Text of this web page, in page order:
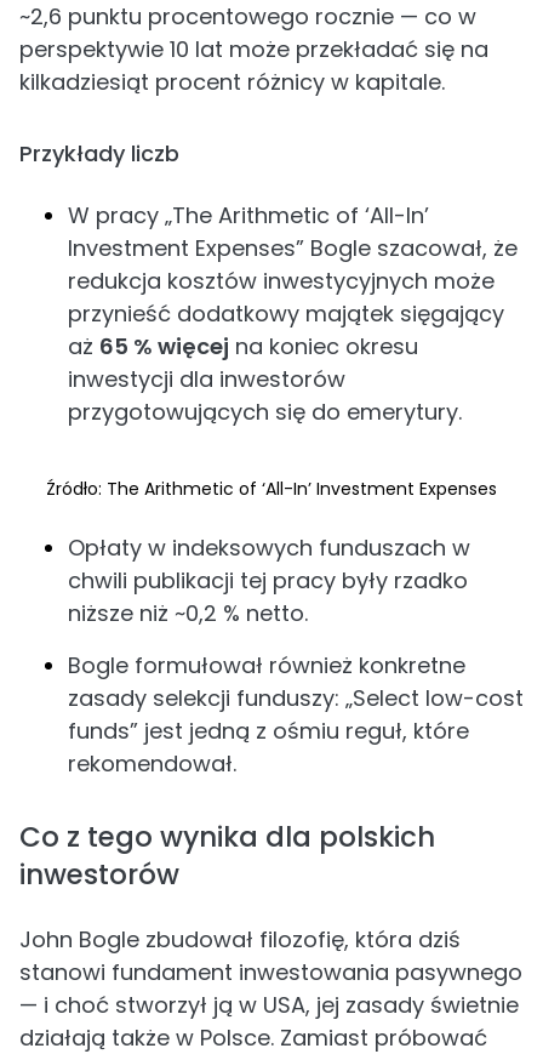
~2,6 punktu procentowego rocznie — co w
perspektywie 10 lat może przekładać się na
kilkadziesiąt procent różnicy w kapitale.
Przykłady liczb
W pracy „The Arithmetic of ‘All-In’
Investment Expenses” Bogle szacował, że
redukcja kosztów inwestycyjnych może
przynieść dodatkowy majątek sięgający
aż 65 % więcej na koniec okresu
inwestycji dla inwestorów
przygotowujących się do emerytury.
Źródło: The Arithmetic of ‘All-In’ Investment Expenses
Opłaty w indeksowych funduszach w
chwili publikacji tej pracy były rzadko
niższe niż ~0,2 % netto.
Bogle formułował również konkretne
zasady selekcji funduszy: „Select low-cost
funds” jest jedną z ośmiu reguł, które
rekomendował.
Co z tego wynika dla polskich
inwestorów
John Bogle zbudował filozofię, która dziś
stanowi fundament inwestowania pasywnego
— i choć stworzył ją w USA, jej zasady świetnie
działają także w Polsce. Zamiast próbować